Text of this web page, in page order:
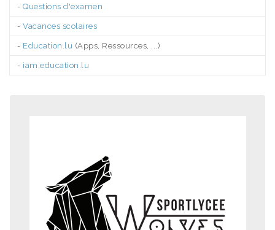
- Questions d'examen
- Vacances scolaires
- Education.lu (Apps, Ressources, ...)
- iam.education.lu